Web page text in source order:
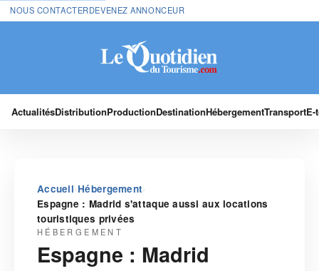
NOUS CONTACTERDEVENEZ ANNONCEUR
ActualitésDistributionProductionDestinationHébergementTransport
Accueil›Hébergement›
Espagne : Madrid s'attaque aussi aux locations
touristiques privées
HÉBERGEMENT
Espagne : Madrid